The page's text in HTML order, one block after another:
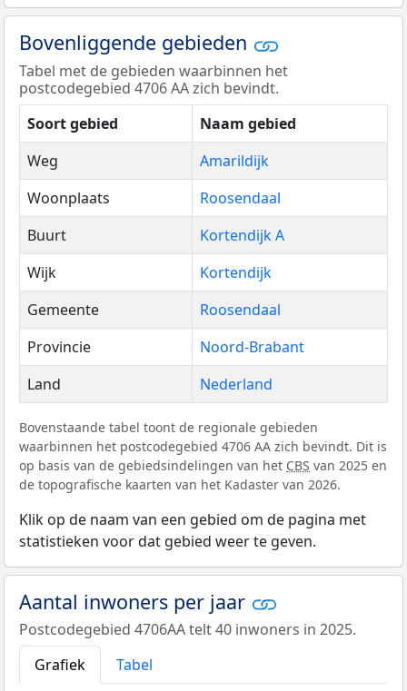
Bovenliggende gebieden
Tabel met de gebieden waarbinnen het
postcodegebied 4706 AA zich bevindt.
Soort gebied
Naam gebied
Weg
Amarildijk
Woonplaats
Roosendaal
Buurt
Kortendijk A
Wijk
Kortendijk
Gemeente
Roosendaal
Provincie
Noord-Brabant
Land
Nederland
Bovenstaande tabel toont de regionale gebieden
waarbinnen het postcodegebied 4706 AA zich bevindt. Dit is
op basis van de gebiedsindelingen van het CBS van 2025 en
de topografische kaarten van het Kadaster van 2026.
Klik op de naam van een gebied om de pagina met
statistieken voor dat gebied weer te geven.
Aantal inwoners per jaar
Postcodegebied 4706AA telt 40 inwoners in 2025.
Grafiek
Tabel